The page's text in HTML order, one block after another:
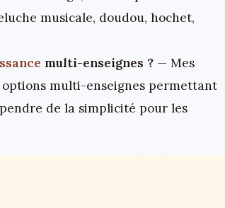
musicale, doudou, hochet,
multi-enseignes ? — Mes
multi-enseignes permettant
de la simplicité pour les